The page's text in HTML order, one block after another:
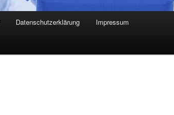
Datenschutzerklärung Impressum